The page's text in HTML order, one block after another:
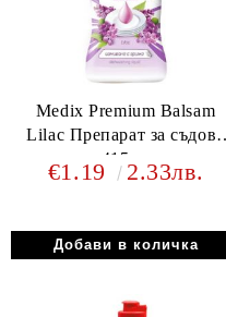
Medix Premium Balsam
Lilac Препарат за съдове
415мл
€1.19 2.33лв.